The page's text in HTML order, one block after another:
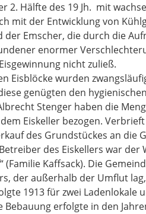
2. Hälfte des 19 Jh. mit
mit der Entwicklung von
der Emscher, die durch die
enormer
nicht zuließ.
Eisblöcke wurden
genügten den
Stenger haben die
Eiskeller bezogen.
des Grundstückes an die
des Eiskellers war
Kaffsack). Die
der außerhalb der Umflut
1913 für zwei Ladenlokale
erfolgte in den